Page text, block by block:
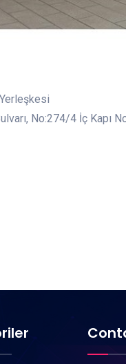
No:274/4 İç Kapı